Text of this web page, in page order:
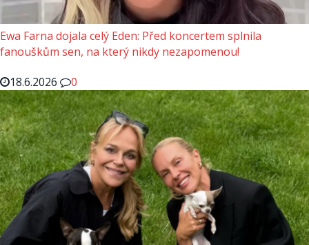
Ewa Farna dojala celý Eden: Před koncertem splnila
fanouškům sen, na který nikdy nezapomenou!
18.6.2026
0